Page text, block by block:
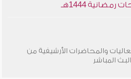
1444هـ
والمحاضرات الأرشيفية من
المباشر